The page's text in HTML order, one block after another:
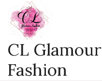
Aller
contenu
CL Glamour
Fashion